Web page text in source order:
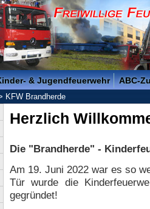
der Kreisstadt Saarlouis -
& Jugendfeuerwehr ABC-
KFW Brandherde
Herzlich
Die "Brandherde" -
Am 19. Juni 2022 war es so
Tür wurde die
gegründet!